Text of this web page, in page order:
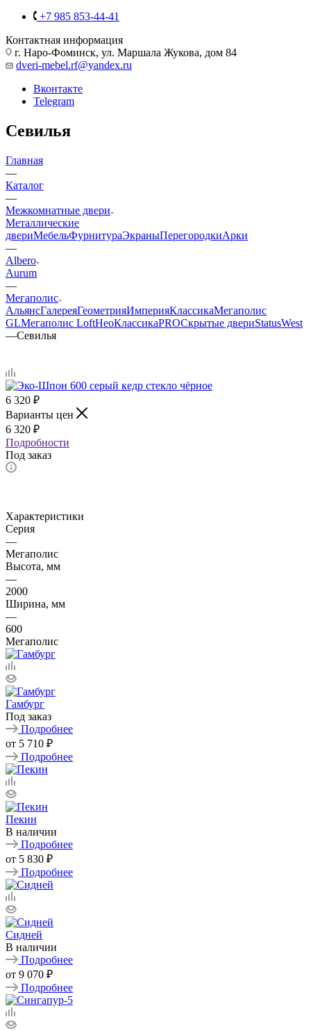
+7 985 853-44-41
Контактная информация
г. Наро-Фоминск, ул. Маршала Жукова, дом 84
dveri-mebel.rf@yandex.ru
Вконтакте
Telegram
Севилья
Главная
—
Каталог
—
Межкомнатные двери
Металлические
двериМебельФурнитураЭкраныПерегородкиАрки
—
Albero
Aurum
—
Мегаполис
АльянсГалереяГеометрияИмперияКлассикаМегаполис
GLМегаполис LoftНеоКлассикаPROСкрытые двериStatusWest
—Севилья
6 320 ₽
Варианты цен
6 320 ₽
Подробности
Под заказ
Характеристики
Серия
—
Мегаполис
Высота, мм
—
2000
Ширина, мм
—
600
Мегаполис
Гамбург
Под заказ
Подробнее
от 5 710 ₽
Подробнее
Пекин
В наличии
Подробнее
от 5 830 ₽
Подробнее
Сидней
В наличии
Подробнее
от 9 070 ₽
Подробнее